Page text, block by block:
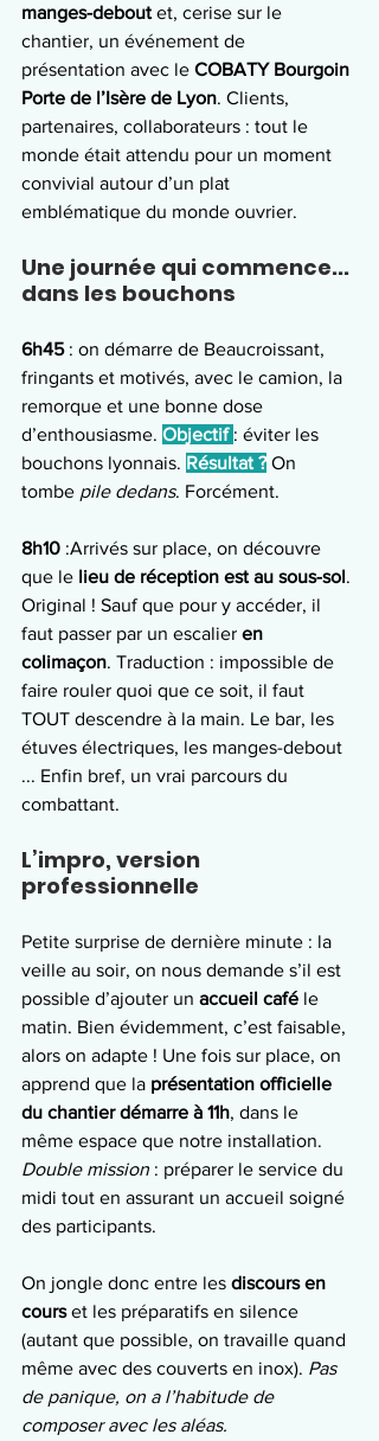
manges-debout et, cerise sur le
chantier, un événement de
présentation avec le COBATY Bourgoin
Porte de l’Isère de Lyon. Clients,
partenaires, collaborateurs : tout le
monde était attendu pour un moment
convivial autour d’un plat
emblématique du monde ouvrier.
Une journée qui commence...
dans les bouchons
6h45 : on démarre de Beaucroissant,
fringants et motivés, avec le camion, la
remorque et une bonne dose
d’enthousiasme. Objectif : éviter les
bouchons lyonnais. Résultat ? On
tombe pile dedans. Forcément.
8h10 :Arrivés sur place, on découvre
que le lieu de réception est au sous-sol.
Original ! Sauf que pour y accéder, il
faut passer par un escalier en
colimaçon. Traduction : impossible de
faire rouler quoi que ce soit, il faut
TOUT descendre à la main. Le bar, les
étuves électriques, les manges-debout
... Enfin bref, un vrai parcours du
combattant.
L’impro, version
professionnelle
Petite surprise de dernière minute : la
veille au soir, on nous demande s’il est
possible d’ajouter un accueil café le
matin. Bien évidemment, c’est faisable,
alors on adapte ! Une fois sur place, on
apprend que la présentation officielle
du chantier démarre à 11h, dans le
même espace que notre installation.
Double mission : préparer le service du
midi tout en assurant un accueil soigné
des participants.
On jongle donc entre les discours en
cours et les préparatifs en silence
(autant que possible, on travaille quand
même avec des couverts en inox). Pas
de panique, on a l’habitude de
composer avec les aléas.